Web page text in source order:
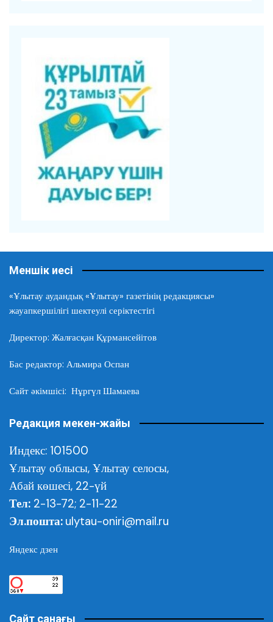
Меншік иесі
«Ұлытау аудандық «Ұлытау» газетінің редакциясы»
жауапкершілігі шектеулі серіктестігі
Директор: Жалғасқан Құрмансейітов
Бас редактор: Альмира Оспан
Сайт әкімшісі: Нұргүл Шамаева
Редакция мекен-жайы
Индекс: 101500
Ұлытау облысы, Ұлытау селосы,
Абай көшесі, 22-үй
Тел: 2-13-72; 2-11-22
Эл.пошта: ulytau-oniri@mail.ru
Яндекс дзен
Сайт санағы